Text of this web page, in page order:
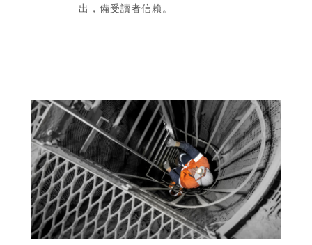
出，備受讀者信賴。